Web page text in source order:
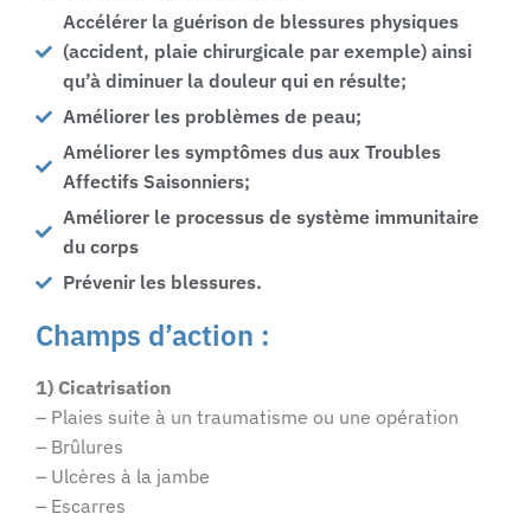
Accélérer la guérison de blessures physiques
(accident, plaie chirurgicale par exemple) ainsi
qu’à diminuer la douleur qui en résulte;
Améliorer les problèmes de peau;
Améliorer les symptômes dus aux Troubles
Affectifs Saisonniers;
Améliorer le processus de système immunitaire
du corps
Prévenir les blessures.
Champs d’action :
1) Cicatrisation
– Plaies suite à un traumatisme ou une opération
– Brûlures
– Ulcères à la jambe
– Escarres